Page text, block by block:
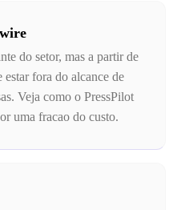
do setor, mas a partir de
fora do alcance de
Veja como o PressPilot
uma fracao do custo.